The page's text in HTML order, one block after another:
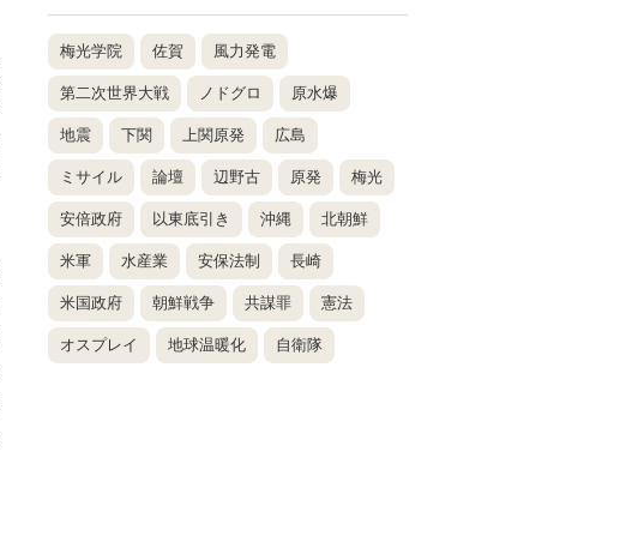
梅光学院 佐賀 風力発電
第二次世界大戦 ノドグロ 原水爆
地震 下関 上関原発 広島
ミサイル 論壇 辺野古 原発 梅光
安倍政府 以東底引き 沖縄 北朝鮮
米軍 水産業 安保法制 長崎
米国政府 朝鮮戦争 共謀罪 憲法
オスプレイ 地球温暖化 自衛隊